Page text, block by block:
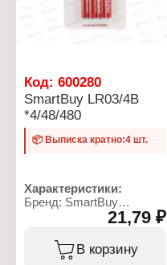
Код: 600280
SmartBuy LR03/4B
*4/48/480
📦 Выписка кратно:4 шт.
Характеристики:
Бренд: SmartBuy
Артикул: SBBA-3A04B
Серия: ULTRA ALKALINE
Тип товара: Батарейка
Типоразмер: LR03, ААА
21,79 ₽
В корзину